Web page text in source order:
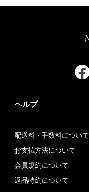
ヘルプ
配送料・手数料について
お支払方法について
会員規約について
返品特約について